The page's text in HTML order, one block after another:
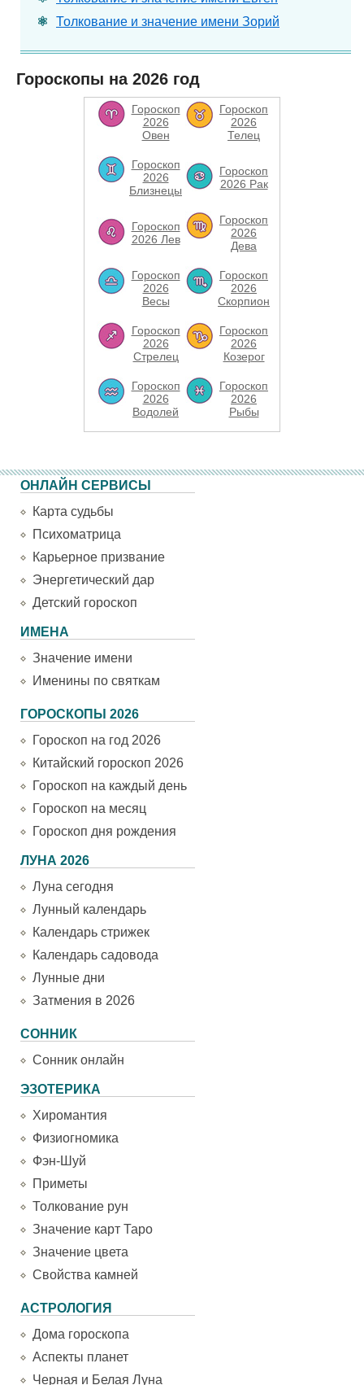
Толкование и значение имени Зорий
Гороскопы на 2026 год
Гороскоп
2026
Овен
Гороскоп
2026
Телец
Гороскоп
2026
Близнецы
Гороскоп
2026 Рак
Гороскоп
2026 Лев
Гороскоп
2026
Дева
Гороскоп
2026
Весы
Гороскоп
2026
Скорпион
Гороскоп
2026
Стрелец
Гороскоп
2026
Козерог
Гороскоп
2026
Водолей
Гороскоп
2026
Рыбы
ОНЛАЙН СЕРВИСЫ
Карта судьбы
Психоматрица
Карьерное призвание
Энергетический дар
Детский гороскоп
ИМЕНА
Значение имени
Именины по святкам
ГОРОСКОПЫ 2026
Гороскоп на год 2026
Китайский гороскоп 2026
Гороскоп на каждый день
Гороскоп на месяц
Гороскоп дня рождения
ЛУНА 2026
Луна сегодня
Лунный календарь
Календарь стрижек
Календарь садовода
Лунные дни
Затмения в 2026
СОННИК
Сонник онлайн
ЭЗОТЕРИКА
Хиромантия
Физиогномика
Фэн-Шуй
Приметы
Толкование рун
Значение карт Таро
Значение цвета
Свойства камней
АСТРОЛОГИЯ
Дома гороскопа
Аспекты планет
Черная и Белая Луна